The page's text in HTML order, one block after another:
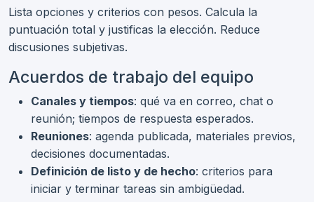
Lista opciones y criterios con pesos. Calcula la
puntuación total y justificas la elección. Reduce
discusiones subjetivas.
Acuerdos de trabajo del equipo
Canales y tiempos: qué va en correo, chat o
reunión; tiempos de respuesta esperados.
Reuniones: agenda publicada, materiales previos,
decisiones documentadas.
Definición de listo y de hecho: criterios para
iniciar y terminar tareas sin ambigüedad.